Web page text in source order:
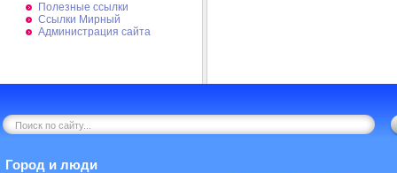
Полезные ссылки
Ссылки Мирный
Администрация сайта
Город и люди